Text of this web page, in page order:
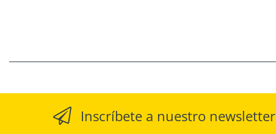
Inscríbete a nuestro newsletter